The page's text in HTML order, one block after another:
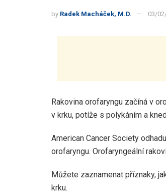
by Radek Macháček, M.D. 03/
Rakovina orofaryngu začíná v
v krku, potíže s polykáním a
American Cancer Society
orofaryngu. Orofaryngeální
Můžete zaznamenat příznaky,
krku.